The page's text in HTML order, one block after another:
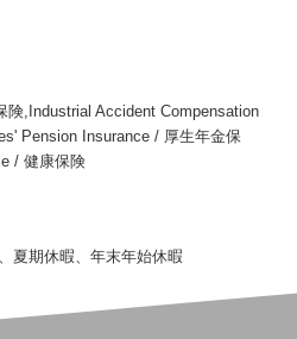
険,Industrial Accident Compensation
Pension Insurance / 厚生年金保
/ 健康保険
夏期休暇、年末年始休暇